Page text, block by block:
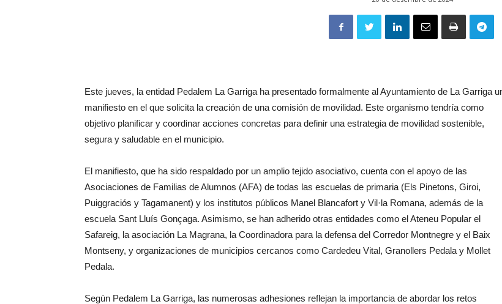
Este jueves, la entidad Pedalem La Garriga ha presentado formalmente al Ayuntamiento de La Garriga
manifiesto en el que solicita la creación de una comisión de movilidad. Este organismo tendría como
objetivo planificar y coordinar acciones concretas para definir una estrategia de movilidad sostenible,
segura y saludable en el municipio.
El manifiesto, que ha sido respaldado por un amplio tejido asociativo, cuenta con el apoyo de las
Asociaciones de Familias de Alumnos (AFA) de todas las escuelas de primaria (Els Pinetons, Giroi,
Puiggraciós y Tagamanent) y los institutos públicos Manel Blancafort y Vil·la Romana, además de la
escuela Sant Lluís Gonçaga. Asimismo, se han adherido otras entidades como el Ateneu Popular el
Safareig, la asociación La Magrana, la Coordinadora para la defensa del Corredor Montnegre y el Baix
Montseny, y organizaciones de municipios cercanos como Cardedeu Vital, Granollers Pedala y Mollet
Pedala.
Según Pedalem La Garriga, las numerosas adhesiones reflejan la importancia de abordar los retos